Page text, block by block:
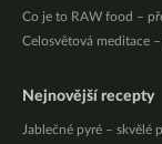
Co je to RAW food –
Celosvětová meditace
Nejnovější recepty
Jablečné pyré – skvělé